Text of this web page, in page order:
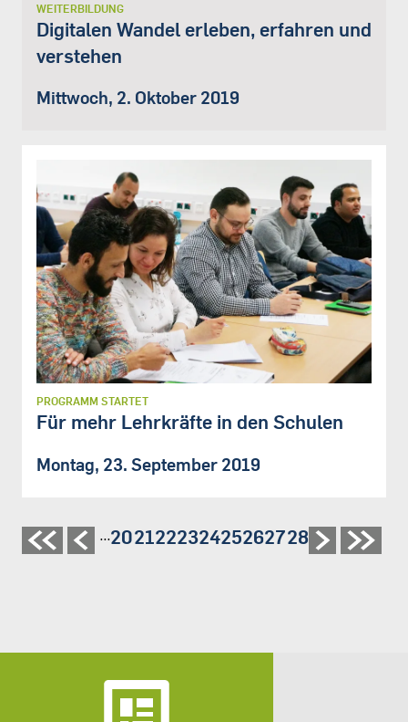
WEITERBILDUNG
Digitalen Wandel erleben, erfahren und
verstehen
Mittwoch, 2. Oktober 2019
PROGRAMM STARTET
Für mehr Lehrkräfte in den Schulen
Montag, 23. September 2019
Seitennummerierung
…Seite
20Seite
21Seite
22Seite
23Seite
24Seite
25Seite
26Seite
27Seite
28